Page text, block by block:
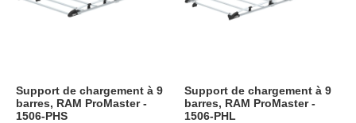
Support de chargement à 9
barres, RAM ProMaster -
1506-PHS
Support de chargement à 9
barres, RAM ProMaster -
1506-PHL